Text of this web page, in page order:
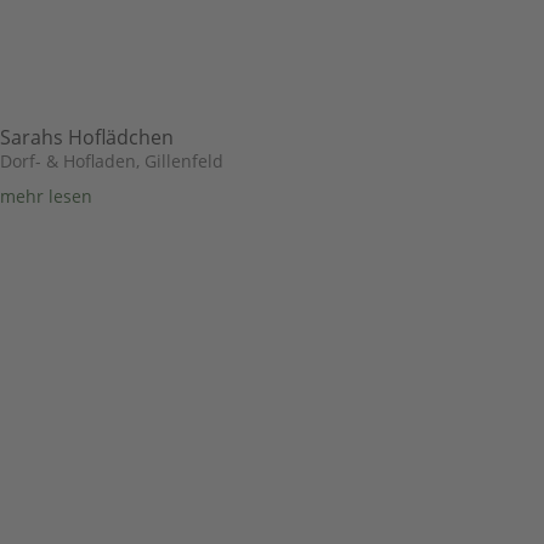
Sarahs Hoflädchen
Dorf- & Hofladen, Gillenfeld
mehr lesen